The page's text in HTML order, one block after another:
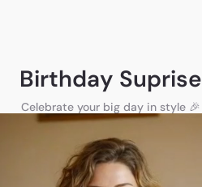
Birthday Suprise
Celebrate your big day in style 🎉